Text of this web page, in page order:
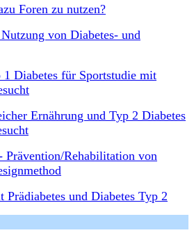
Foren zu nutzen?
von Diabetes- und
Diabetes für Sportstudie mit
Ernährung und Typ 2 Diabetes
Prävention/Rehabilitation von
Prädiabetes und Diabetes Typ 2